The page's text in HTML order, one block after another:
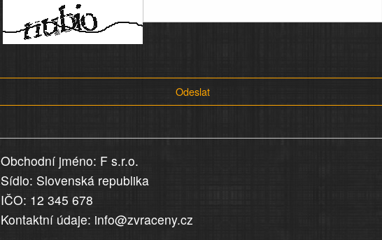
informace
v
uvedena,
jsou
přesná
a
úplná
Odeslat
Obchodní jméno: F s.r.o.
Sídlo: Slovenská republika
IČO: 12 345 678
Kontaktní údaje: info@zvraceny.cz